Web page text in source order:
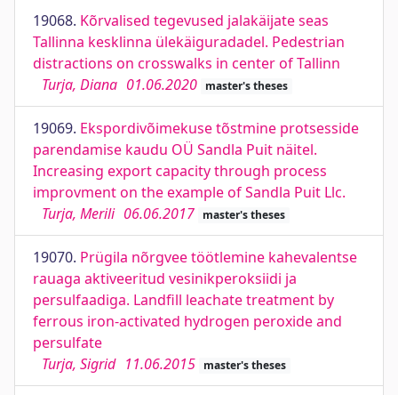
19068. Kõrvalised tegevused jalakäijate seas
Tallinna kesklinna ülekäiguradadel. Pedestrian
distractions on crosswalks in center of Tallinn
Turja, Diana 01.06.2020 master's theses
19069. Ekspordivõimekuse tõstmine protsesside
parendamise kaudu OÜ Sandla Puit näitel.
Increasing export capacity through process
improvment on the example of Sandla Puit Llc.
Turja, Merili 06.06.2017 master's theses
19070. Prügila nõrgvee töötlemine kahevalentse
rauaga aktiveeritud vesinikperoksiidi ja
persulfaadiga. Landfill leachate treatment by
ferrous iron-activated hydrogen peroxide and
persulfate
Turja, Sigrid 11.06.2015 master's theses